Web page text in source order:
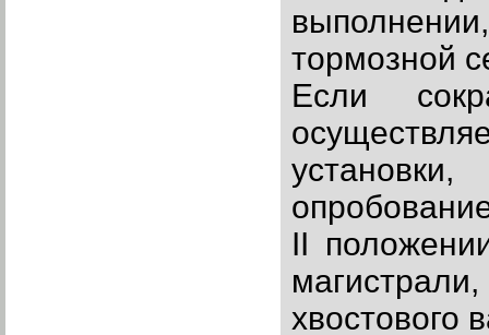
тормозной
Если
II
хвостового